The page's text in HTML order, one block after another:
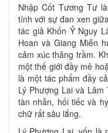
Nhập Cốt Tương Tư
tính với sự đan xen giữa
tác giả Khốn Ỷ Nguy
Hoan và Giang Miễn
cảm xúc thăng trầm.
một thế giới đầy mê
là một tác phẩm đầy
Lý Phượng Lai và
tàn nhẫn, hối tiếc và
chữ rất sâu lắng.